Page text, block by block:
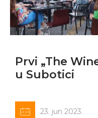
Prvi „The
u Subotici
23. jun 2023.